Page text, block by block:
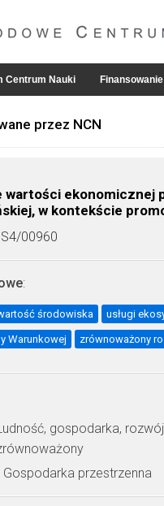
Centrum Nauki
przez NCN
wartości ekonomicznej
w kontekście
00960
:
środowiska usługi
Warunkowej zrównoważony
gospodarka,
Gospodarka przestrzenna